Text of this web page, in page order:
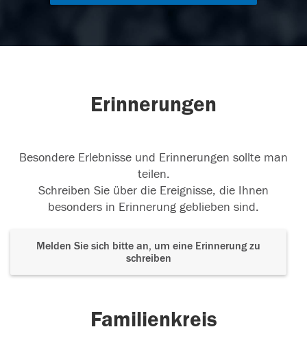
Erinnerungen
Besondere Erlebnisse und Erinnerungen sollte man
teilen.
Schreiben Sie über die Ereignisse, die Ihnen
besonders in Erinnerung geblieben sind.
Melden Sie sich bitte an, um eine Erinnerung zu
schreiben
Familienkreis